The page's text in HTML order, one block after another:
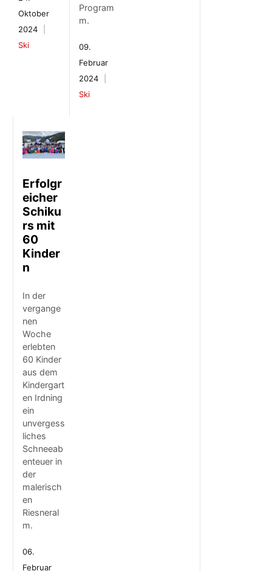
Oktober
2024
Ski
Program
m.
09.
Februar
2024
Ski
Erfolgr
eicher
Schiku
rs mit
60
Kinder
n
In der
vergange
nen
Woche
erlebten
60 Kinder
aus dem
Kindergart
en Irdning
ein
unvergess
liches
Schneeab
enteuer in
der
malerisch
en
Riesneral
m.
06.
Februar